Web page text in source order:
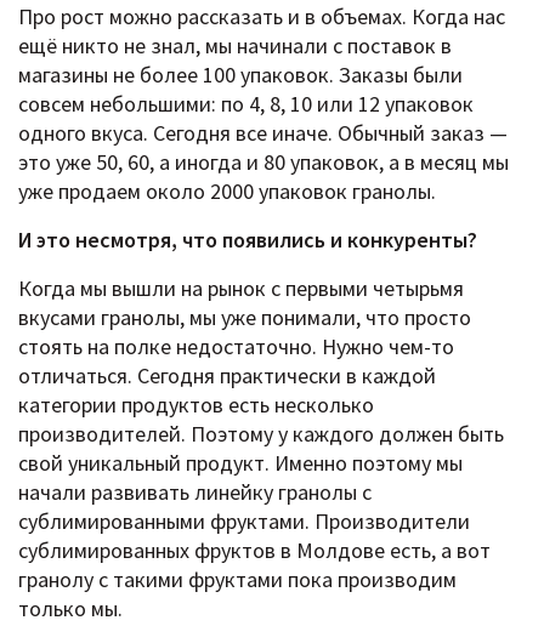
Про рост можно рассказать и в объемах. Когда нас
ещё никто не знал, мы начинали с поставок в
магазины не более 100 упаковок. Заказы были
совсем небольшими: по 4, 8, 10 или 12 упаковок
одного вкуса. Сегодня все иначе. Обычный заказ —
это уже 50, 60, а иногда и 80 упаковок, а в месяц мы
уже продаем около 2000 упаковок гранолы.
И это несмотря, что появились и конкуренты?
Когда мы вышли на рынок с первыми четырьмя
вкусами гранолы, мы уже понимали, что просто
стоять на полке недостаточно. Нужно чем-то
отличаться. Сегодня практически в каждой
категории продуктов есть несколько
производителей. Поэтому у каждого должен быть
свой уникальный продукт. Именно поэтому мы
начали развивать линейку гранолы с
сублимированными фруктами. Производители
сублимированных фруктов в Молдове есть, а вот
гранолу с такими фруктами пока производим
только мы.